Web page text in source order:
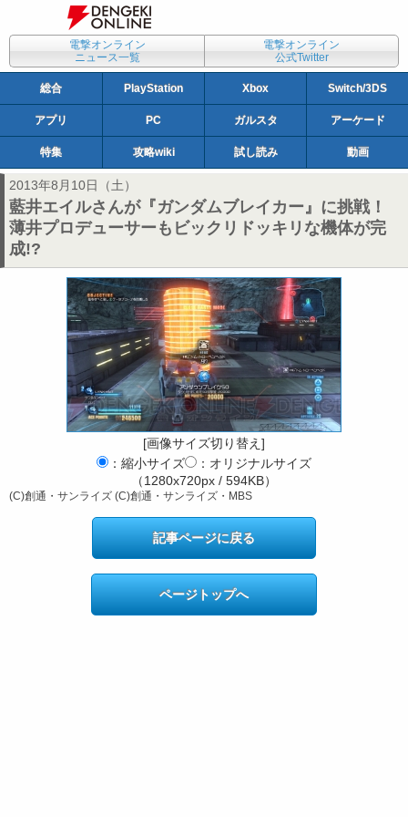
電撃オンライン
ニュース一覧
電撃オンライン
公式Twitter
総合 PlayStation Xbox Switch/3DS
アプリ PC ガルスタ アーケード
特集 攻略wiki 試し読み 動画
2013年8月10日（土）
藍井エイルさんが『ガンダムブレイカー』に挑戦！
薄井プロデューサーもビックリドッキリな機体が完
成!?
[画像サイズ切り替え]
：縮小サイズ
：オリジナルサイズ
（1280x720px / 594KB）
(C)創通・サンライズ (C)創通・サンライズ・MBS
記事ページに戻る
ページトップへ